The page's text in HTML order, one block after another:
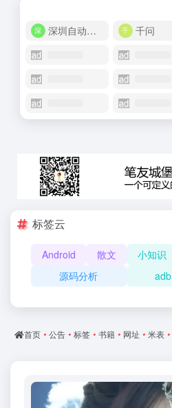
深圳自动化商城
千问
标签云
Android 散文 小知识
源码分析
adb
首页 • 公告 • 标签 • 书籍 • 网址 • 米表 •